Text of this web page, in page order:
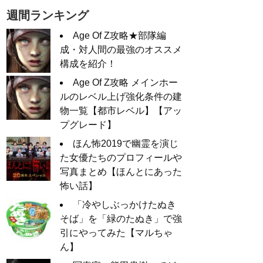
週間ランキング
Age Of Z攻略★部隊編
成・対人間の最強のオススメ
構成を紹介！
Age Of Z攻略 メインホー
ルのレベル上げ強化条件の建
物一覧【都市レベル】【アッ
プグレード】
ほん怖2019で幽霊を演じ
た女優たちのプロフィールや
写真まとめ【ほんとにあった
怖い話】
「冷やしぶっかけたぬき
そば」を「緑のたぬき」で強
引にやってみた【マルちゃ
ん】